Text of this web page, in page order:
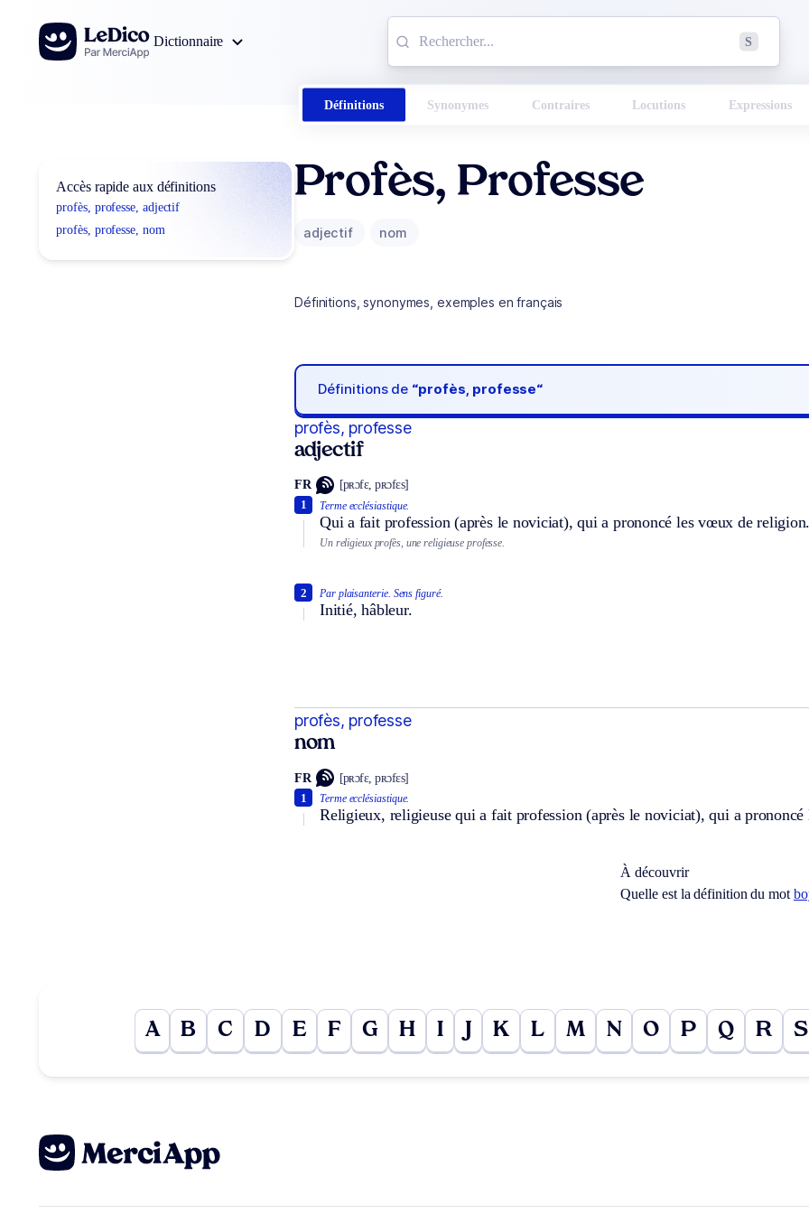
Aller au contenu
Dictionnaire
S
Définitions Synonymes Contraires Locutions Expressions
Accès rapide aux définitions
profès, professe, adjectif
profès, professe, nom
Profès, Professe
adjectif nom
Définitions, synonymes, exemples en français
Définitions de “profès, professe“
profès, professe
adjectif
FR [pʀɔfɛ, pʀɔfɛs]
Terme ecclésiastique.
Qui a fait profession (après le noviciat), qui a prononcé les vœux de
1
Un religieux profès, une religieuse professe.
Par plaisanterie. Sens figuré.
Initié, hâbleur.
2
profès, professe
nom
FR [pʀɔfɛ, pʀɔfɛs]
Terme ecclésiastique.
Religieux, religieuse qui a fait profession (après le noviciat), qui a
1
À découvrir
Quelle est la définition du mot
A B C D E F G H I J K L M N O P Q R S